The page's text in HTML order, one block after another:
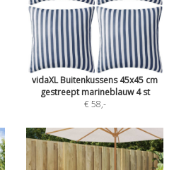
vidaXL Buitenkussens 45x45 cm
gestreept marineblauw 4 st
€ 58,-